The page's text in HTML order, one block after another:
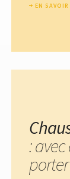
EN SAVOIR
:
porter